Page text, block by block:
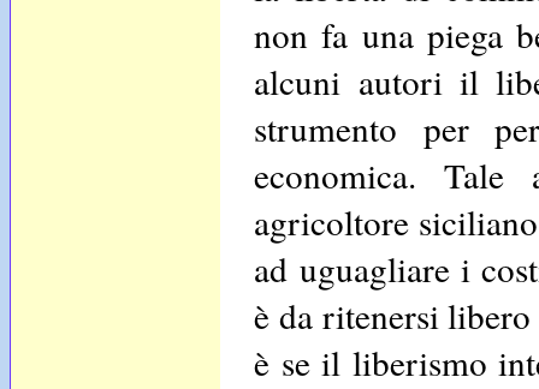
non fa una piega
alcuni autori il
strumento per
economica. Tale
agricoltore
ad uguagliare i
è da ritenersi
è se il liberismo